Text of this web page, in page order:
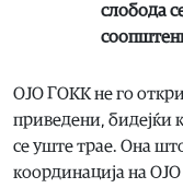
слобода
ОЈО ГОКК не го
приведени, бидејќи
се уште трае. Она
координација на